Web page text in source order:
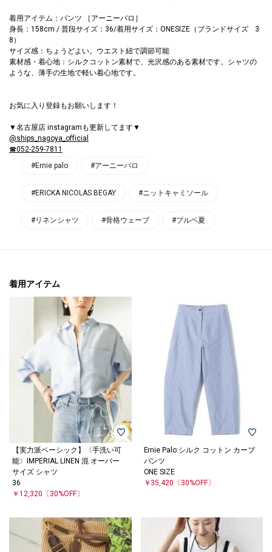
着用アイテム：パンツ ［アーニーパロ］
身長：158cm / 普段サイズ：36/着用サイズ：ONESIZE（ブランドサイズ 3
8）
サイズ感：ちょうどよい。ウエスト紐で調節可能
素材感・着心地：シルクコットン素材で、光沢感のある素材です。シャツの
ような、薄手の生地で軽い着心地です。
お気に入り登録もお願いします！
▼名古屋店 instagramも更新してます▼
@ships_nagoya_official
☎052-259-7811
#Ernie palo
#アーニーパロ
#ERICKA NICOLAS BEGAY #ニットキャミソール
#リネンシャツ #骨格ウェーブ #ブルベ夏
着用アイテム
【実力派ベーシック】〈手洗い可
能〉IMPERIAL LINEN 混 オーバー
サイズ シャツ
36
￥12,320 〔30%OFF〕
Ernie Palo:シルク コットン カーブ
パンツ
ONE SIZE
￥35,420 〔30%OFF〕